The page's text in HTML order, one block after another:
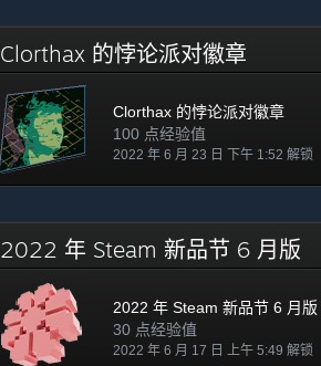
Clorthax 的悖论派对徽章
Clorthax 的悖论派对徽章
100 点经验值
2022 年 6 月 23 日 下午 1:52 解锁
2022 年 Steam 新品节 6 月版
2022 年 Steam 新品节 6 月版
30 点经验值
2022 年 6 月 17 日 上午 5:49 解锁